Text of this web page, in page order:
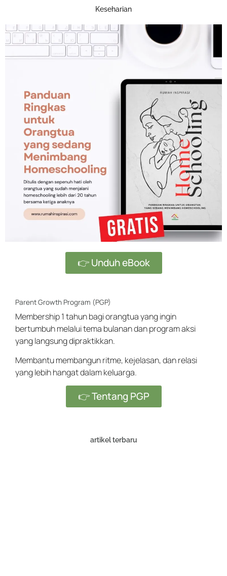
Keseharian
👉 Unduh eBook
Parent Growth Program (PGP)
Membership 1 tahun bagi orangtua yang ingin
bertumbuh melalui tema bulanan dan program aksi
yang langsung dipraktikkan.
Membantu membangun ritme, kejelasan, dan relasi
yang lebih hangat dalam keluarga.
👉 Tentang PGP
artikel terbaru